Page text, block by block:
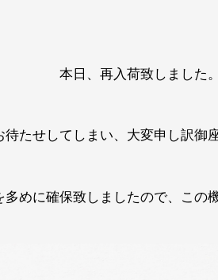
本日、再入荷致しました。
待たせしてしまい、大変申し訳御
めに確保致しましたので、この